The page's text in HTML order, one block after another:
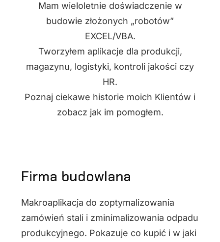
Mam wieloletnie doświadczenie w
budowie złożonych „robotów”
EXCEL/VBA.
Tworzyłem aplikacje dla produkcji,
magazynu, logistyki, kontroli jakości czy
HR.
Poznaj ciekawe historie moich Klientów i
zobacz jak im pomogłem.
Firma budowlana
Makroaplikacja do zoptymalizowania
zamówień stali i zminimalizowania odpadu
produkcyjnego. Pokazuje co kupić i w jaki